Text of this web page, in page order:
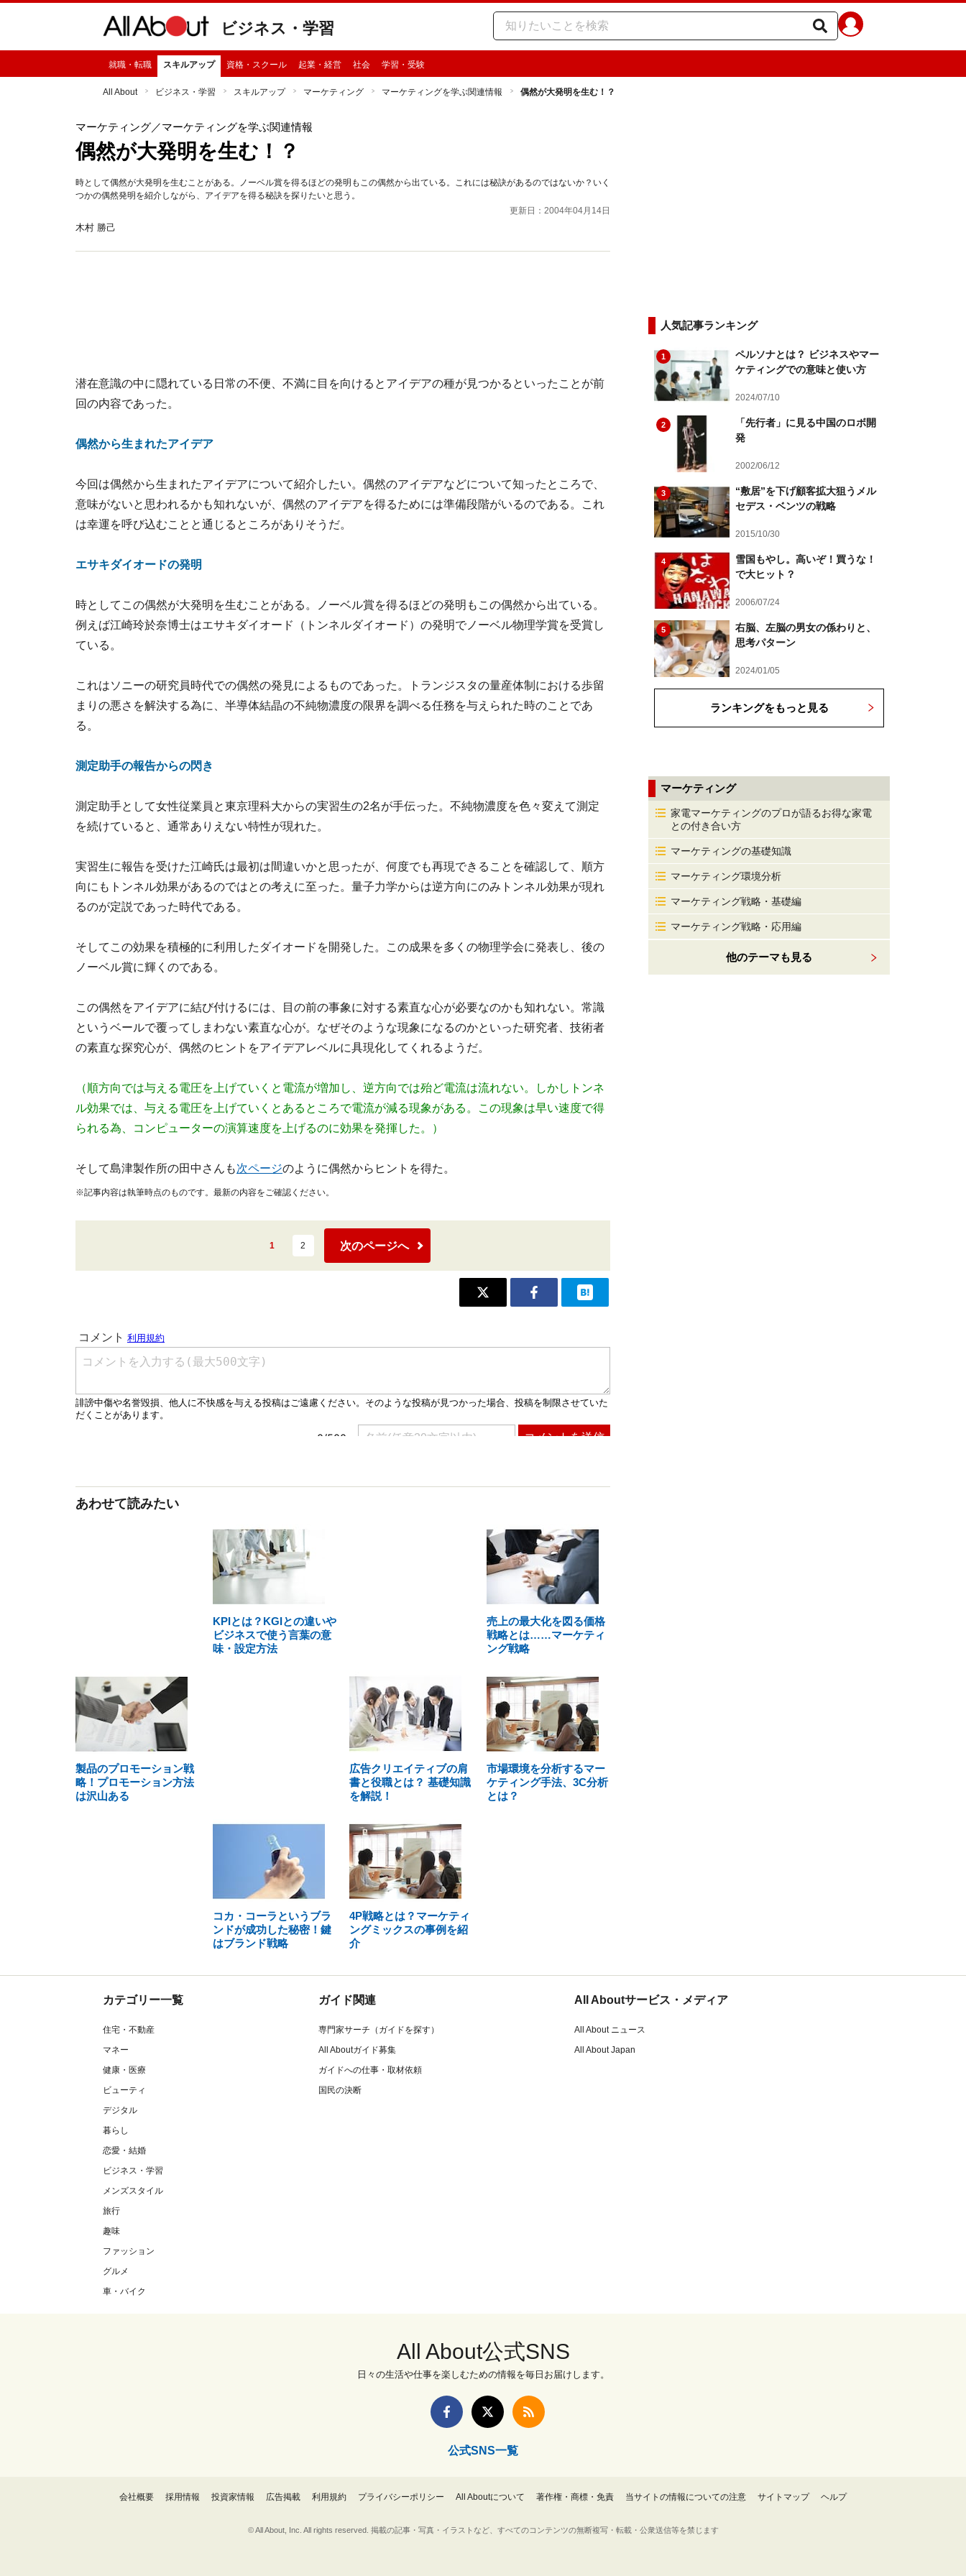
ビジネス・学習
就職・転職 スキルアップ 資格・スクール 起業・経営 社会 学習・受験
All About ビジネス・学習 スキルアップ マーケティング マーケティングを学ぶ関連情報 偶然が大発明を生む！？
マーケティング／マーケティングを学ぶ関連情報
偶然が大発明を生む！？
時として偶然が大発明を生むことがある。ノーベル賞を得るほどの発明もこの偶然から出ている。これには秘訣があるのではないか？いく
つかの偶然発明を紹介しながら、アイデアを得る秘訣を探りたいと思う。
更新日：2004年04月14日
木村 勝己
潜在意識の中に隠れている日常の不便、不満に目を向けるとアイデアの種が見つかるといったことが前
回の内容であった。
偶然から生まれたアイデア
今回は偶然から生まれたアイデアについて紹介したい。偶然のアイデアなどについて知ったところで、
意味がないと思われるかも知れないが、偶然のアイデアを得るためには準備段階がいるのである。これ
は幸運を呼び込むことと通じるところがありそうだ。
エサキダイオードの発明
時としてこの偶然が大発明を生むことがある。ノーベル賞を得るほどの発明もこの偶然から出ている。
例えば江崎玲於奈博士はエサキダイオード（トンネルダイオード）の発明でノーベル物理学賞を受賞し
ている。
これはソニーの研究員時代での偶然の発見によるものであった。トランジスタの量産体制における歩留
まりの悪さを解決する為に、半導体結晶の不純物濃度の限界を調べる任務を与えられた時のことであ
る。
測定助手の報告からの閃き
測定助手として女性従業員と東京理科大からの実習生の2名が手伝った。不純物濃度を色々変えて測定
を続けていると、通常ありえない特性が現れた。
実習生に報告を受けた江崎氏は最初は間違いかと思ったが、何度でも再現できることを確認して、順方
向にもトンネル効果があるのではとの考えに至った。量子力学からは逆方向にのみトンネル効果が現れ
るのが定説であった時代である。
そしてこの効果を積極的に利用したダイオードを開発した。この成果を多くの物理学会に発表し、後の
ノーベル賞に輝くのである。
この偶然をアイデアに結び付けるには、目の前の事象に対する素直な心が必要なのかも知れない。常識
というベールで覆ってしまわない素直な心が。なぜそのような現象になるのかといった研究者、技術者
の素直な探究心が、偶然のヒントをアイデアレベルに具現化してくれるようだ。
（順方向では与える電圧を上げていくと電流が増加し、逆方向では殆ど電流は流れない。しかしトンネ
ル効果では、与える電圧を上げていくとあるところで電流が減る現象がある。この現象は早い速度で得
られる為、コンピューターの演算速度を上げるのに効果を発揮した。）
そして島津製作所の田中さんも次ページのように偶然からヒントを得た。
※記事内容は執筆時点のものです。最新の内容をご確認ください。
1 2 次のページへ
あわせて読みたい
KPIとは？KGIとの違いや
ビジネスで使う言葉の意
味・設定方法
売上の最大化を図る価格
戦略とは……マーケティ
ング戦略
製品のプロモーション戦
略！プロモーション方法
は沢山ある
広告クリエイティブの肩
書と役職とは？ 基礎知識
を解説！
市場環境を分析するマー
ケティング手法、3C分析
とは？
コカ・コーラというブラ
ンドが成功した秘密！鍵
はブランド戦略
4P戦略とは？マーケティ
ングミックスの事例を紹
介
人気記事ランキング
1
ペルソナとは？ ビジネスやマー
ケティングでの意味と使い方
2024/07/10
2
「先行者」に見る中国のロボ開
発
2002/06/12
3
“敷居”を下げ顧客拡大狙うメル
セデス・ベンツの戦略
2015/10/30
4
雪国もやし。高いぞ！買うな！
で大ヒット？
2006/07/24
5
右脳、左脳の男女の係わりと、
思考パターン
2024/01/05
ランキングをもっと見る
マーケティング
家電マーケティングのプロが語るお得な家電
との付き合い方
マーケティングの基礎知識
マーケティング環境分析
マーケティング戦略・基礎編
マーケティング戦略・応用編
他のテーマも見る
カテゴリー一覧
住宅・不動産
マネー
健康・医療
ビューティ
デジタル
暮らし
恋愛・結婚
ビジネス・学習
メンズスタイル
旅行
趣味
ファッション
グルメ
車・バイク
ガイド関連
専門家サーチ（ガイドを探す）
All Aboutガイド募集
ガイドへの仕事・取材依頼
国民の決断
All Aboutサービス・メディア
All About ニュース
All About Japan
All About公式SNS
日々の生活や仕事を楽しむための情報を毎日お届けします。
公式SNS一覧
会社概要 採用情報 投資家情報 広告掲載 利用規約 プライバシーポリシー All Aboutについて 著作権・商標・免責 当サイトの情報についての注意 サイトマップ ヘルプ
© All About, Inc. All rights reserved. 掲載の記事・写真・イラストなど、すべてのコンテンツの無断複写・転載・公衆送信等を禁じます